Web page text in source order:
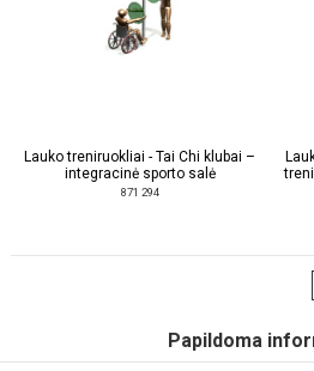
Lauko treniruokliai - Tai Chi klubai –
integracinė sporto salė
871 294
Papildoma